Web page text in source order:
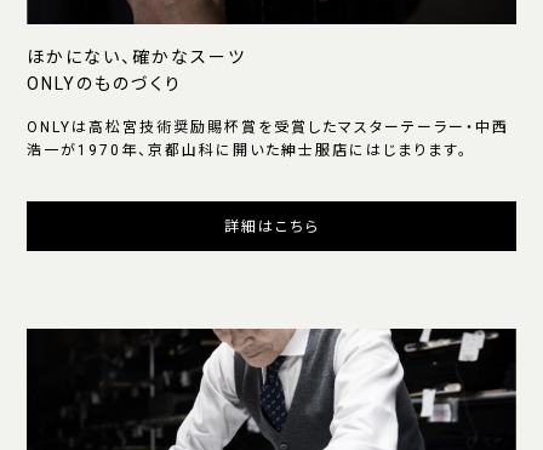
ほかにない、確かなスーツ
ONLYのものづくり
ONLYは高松宮技術奨励賜杯賞を受賞したマスターテーラー・中西
浩一が1970年、京都山科に開いた紳士服店にはじまります。
詳細はこちら